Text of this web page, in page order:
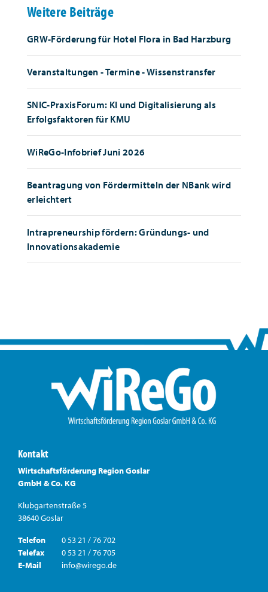
Weitere Beiträge
GRW-Förderung für Hotel Flora in Bad Harzburg
Veranstaltungen - Termine - Wissenstransfer
SNIC-PraxisForum: KI und Digitalisierung als
Erfolgsfaktoren für KMU
WiReGo-Infobrief Juni 2026
Beantragung von Fördermitteln der NBank wird
erleichtert
Intrapreneurship fördern: Gründungs- und
Innovationsakademie
Kontakt
Wirtschaftsförderung Region Goslar
GmbH & Co. KG
Klubgartenstraße 5
38640 Goslar
Telefon
0 53 21 / 76 702
Telefax
0 53 21 / 76 705
E-Mail
info@wirego.de